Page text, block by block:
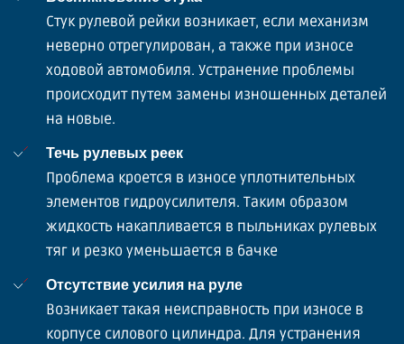
Стук рулевой рейки возникает, если механизм
неверно отрегулирован, а также при износе
ходовой автомобиля. Устранение проблемы
происходит путем замены изношенных деталей
на новые.
Течь рулевых реек
Проблема кроется в износе уплотнительных
элементов гидроусилителя. Таким образом
жидкость накапливается в пыльниках рулевых
тяг и резко уменьшается в бачке
Отсутствие усилия на руле
Возникает такая неисправность при износе в
корпусе силового цилиндра. Для устранения